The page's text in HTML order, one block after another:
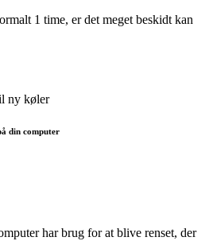
1 time, er det meget beskidt kan
din computer
har brug for at blive renset, der